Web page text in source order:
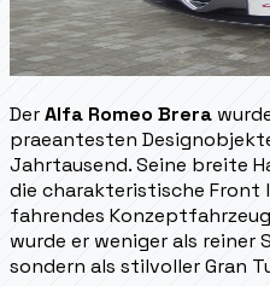
DerAlfa Romeo Brera
praeantesten
Jahrtausend. Seine breite
die charakteristische Front
fahrendes
wurde er weniger als reiner
sondern als stilvoller Gran